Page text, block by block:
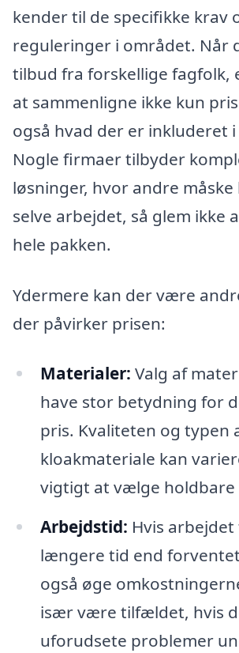
kender til de specifikke krav
reguleringer i området. Når
tilbud fra forskellige fagfolk,
at sammenligne ikke kun
også hvad der er inkluderet
Nogle firmaer tilbyder
løsninger, hvor andre
selve arbejdet, så glem ikke
hele pakken.
Ydermere kan der være
der påvirker prisen:
Materialer: Valg af
have stor betydning for
pris. Kvaliteten og typen
kloakmateriale kan
vigtigt at vælge holdbare
Arbejdstid: Hvis
længere tid end
også øge
især være tilfældet, hvis
uforudsete problemer